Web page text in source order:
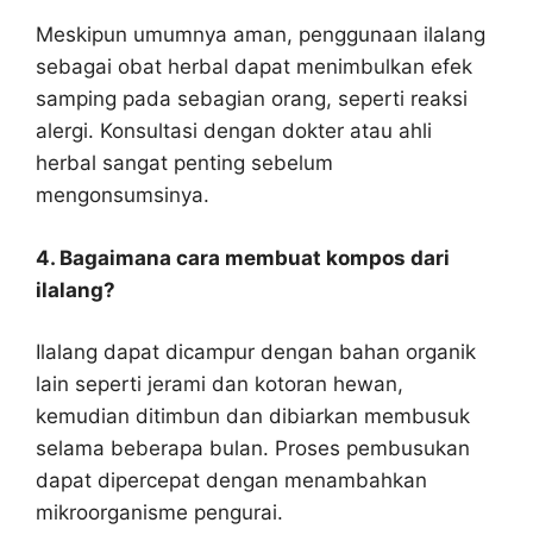
Meskipun umumnya aman, penggunaan ilalang
sebagai obat herbal dapat menimbulkan efek
samping pada sebagian orang, seperti reaksi
alergi. Konsultasi dengan dokter atau ahli
herbal sangat penting sebelum
mengonsumsinya.
4. Bagaimana cara membuat kompos dari
ilalang?
Ilalang dapat dicampur dengan bahan organik
lain seperti jerami dan kotoran hewan,
kemudian ditimbun dan dibiarkan membusuk
selama beberapa bulan. Proses pembusukan
dapat dipercepat dengan menambahkan
mikroorganisme pengurai.